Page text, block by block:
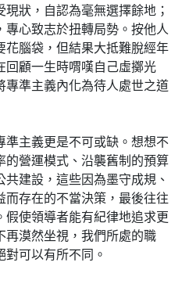
狀，自認為毫無選擇餘地；
心致志於扭轉局勢。按他人
腦袋，但結果大抵難脫經年
回顧一生時喟嘆自己虛擲光
專準主義內化為待人處世之道
主義更是不可或缺。想想不
營運模式、沿襲舊制的預算
建設，這些因為墨守成規、
存在的不當決策，最後往往
使領導者能有紀律地追求更
再漠然坐視，我們所處的職
可以有所不同。